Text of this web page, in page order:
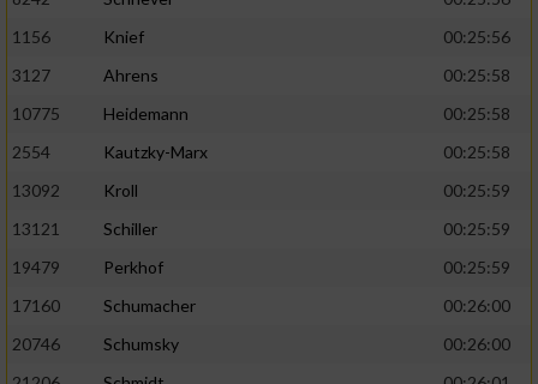
1156
Knief
00:25:56
3127
Ahrens
00:25:58
10775
Heidemann
00:25:58
2554
Kautzky-Marx
00:25:58
13092
Kroll
00:25:59
13121
Schiller
00:25:59
19479
Perkhof
00:25:59
17160
Schumacher
00:26:00
20746
Schumsky
00:26:00
Analyse von Zielgruppen durch Statistiken
verschiedenen Quellen
Verwendung reduzierter Daten zur Auswahl
IAB-Besonderheiten:
Verwendung genauer Standortdaten